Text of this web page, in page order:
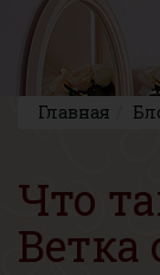
Главная
Что
Ветка